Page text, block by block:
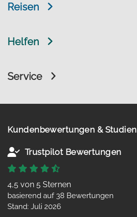
Reisen
Helfen
Service
Kundenbewertungen & Studien
Trustpilot Bewertungen
4,5 von 5 Sternen
basierend auf 38 Bewertungen
Stand: Juli 2026